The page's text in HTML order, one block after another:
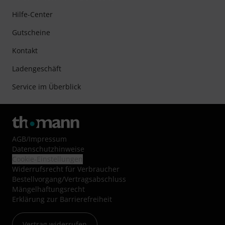
Hilfe-Center
Gutscheine
Kontakt
Ladengeschäft
Service im Überblick
AGB/Impressum
Datenschutzhinweise
Widerrufsrecht für Verbraucher
Bestellvorgang/Vertragsabschluss
Mängelhaftungsrecht
Erklärung zur Barrierefreiheit